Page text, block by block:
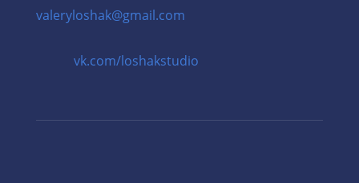
valeryloshak@gmail.com
vk.com/loshakstudio